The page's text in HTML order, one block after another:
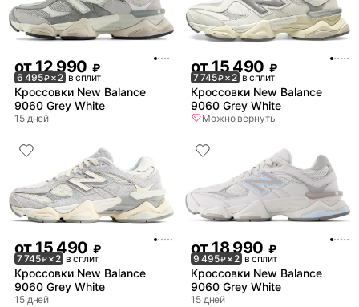
от12 990 ₽
6 495₽× 2 в сплит
Кроссовки New Balance
9060 Grey White
15 дней
от15 490 ₽
7 745₽× 2 в сплит
Кроссовки New Balance
9060 Grey White
Можно вернуть
от 15 490 ₽
7 745₽× 2 в сплит
Кроссовки New Balance
9060 Grey White
15 дней
от 18 990 ₽
9 495₽× 2 в сплит
Кроссовки New Balance
9060 Grey White
15 дней